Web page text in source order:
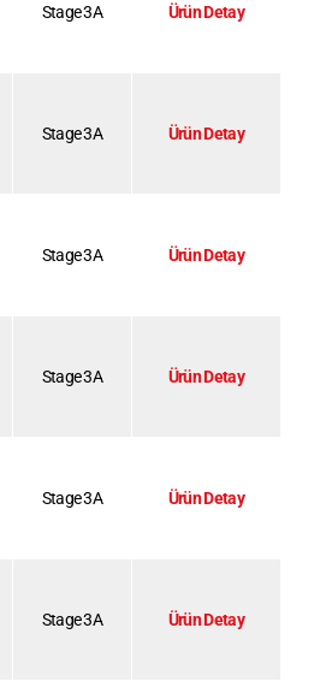
Stage 3A Ürün Detay
Stage 3A Ürün Detay
Stage 3A Ürün Detay
Stage 3A Ürün Detay
Stage 3A Ürün Detay
Stage 3A Ürün Detay